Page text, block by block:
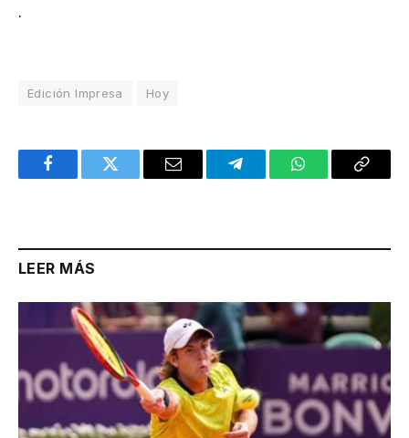
.
Edición Impresa Hoy
FacebookTwitter Email TelegramWhatsAppCopy
LEER MÁS